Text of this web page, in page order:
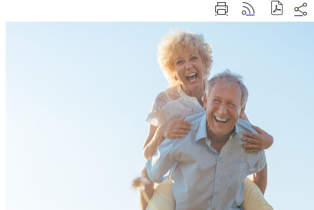
Imprimer
cette
Générer
le
sur